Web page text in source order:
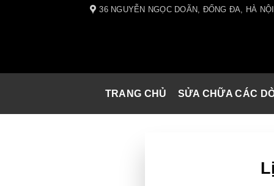
36 NGUYỄN NGỌC DOÃN, ĐỐNG ĐA, HÀ NỘI
TRANG CHỦ SỬA CHỮA CÁC